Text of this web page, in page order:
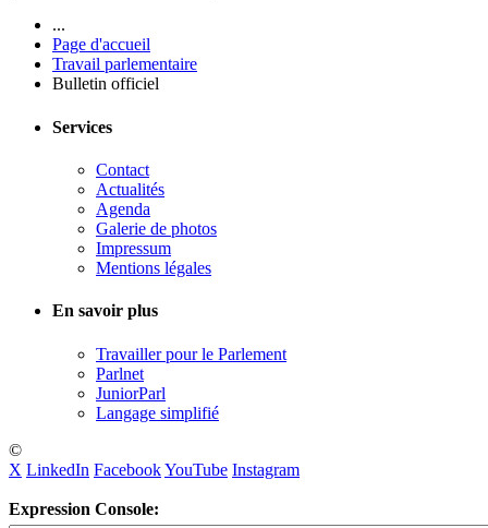
...
Page d'accueil
Travail parlementaire
Bulletin officiel
Services
Contact
Actualités
Agenda
Galerie de photos
Impressum
Mentions légales
En savoir plus
Travailler pour le Parlement
Parlnet
JuniorParl
Langage simplifié
©
X LinkedIn FacebookYouTube Instagram
Expression Console: